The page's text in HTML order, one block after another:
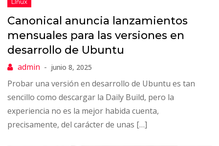
Canonical anuncia lanzamientos
mensuales para las versiones en
desarrollo de Ubuntu
junio 8, 2025
Probar una versión en desarrollo de Ubuntu es tan
sencillo como descargar la Daily Build, pero la
experiencia no es la mejor habida cuenta,
precisamente, del carácter de unas […]